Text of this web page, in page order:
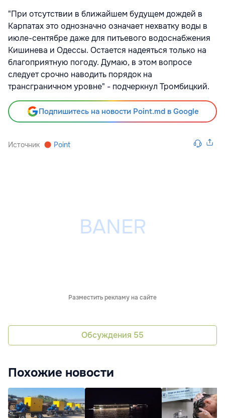
"При отсутствии в ближайшем будущем дождей в
Карпатах это однозначно означает нехватку воды в
июле-сентябре даже для питьевого водоснабжения
Кишинева и Одессы. Остается надеяться только на
благоприятную погоду. Думаю, в этом вопросе
следует срочно наводить порядок на
трансграничном уровне" - подчеркнул Тромбицкий.
Подпишитесь на новости Point.md в Google
Источник Point
Разместить рекламу на сайте
Обсуждения 55
Похожие новости